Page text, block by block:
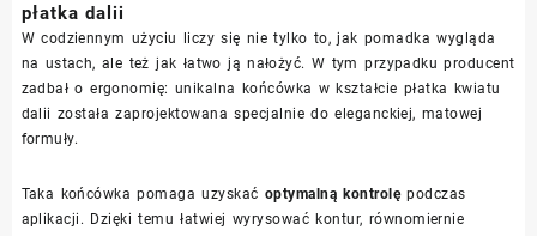
płatka dalii
W codziennym użyciu liczy się nie tylko to, jak pomadka wygląda
na ustach, ale też jak łatwo ją nałożyć. W tym przypadku producent
zadbał o ergonomię: unikalna końcówka w kształcie płatka kwiatu
dalii została zaprojektowana specjalnie do eleganckiej, matowej
formuły.
Taka końcówka pomaga uzyskać optymalną kontrolępodczas
aplikacji. Dzięki temu łatwiej wyrysować kontur, równomiernie